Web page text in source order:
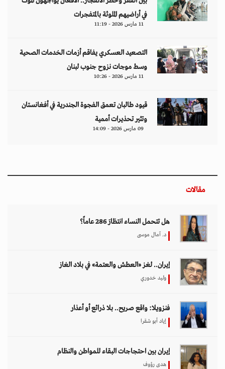
في أراضيهم الملوثة بالمتفجرات
11 مارس 2026 - 11:19
التصعيد العسكري يفاقم أزمات الخدمات الصحية
وسط موجات نزوح جنوب لبنان
11 مارس 2026 - 10:26
قيود طالبان تعمق الفجوة الجندرية في أفغانستان
وتثير تحذيرات أممية
09 مارس 2026 - 14:09
مقالات
هل تتحمل النساء انتظارَ 286 عاماً؟
د. آمال موسى
إيران.. لغز «العطش والعتمة» في بلاد الغاز
وليد خدوري
فنزويلا: واقع صريح.. بلا ذرائع أو أعذار
إياد أبو شقرا
إيران بين احتجاجات البقاء للمواطن والنظام
هدى رؤوف